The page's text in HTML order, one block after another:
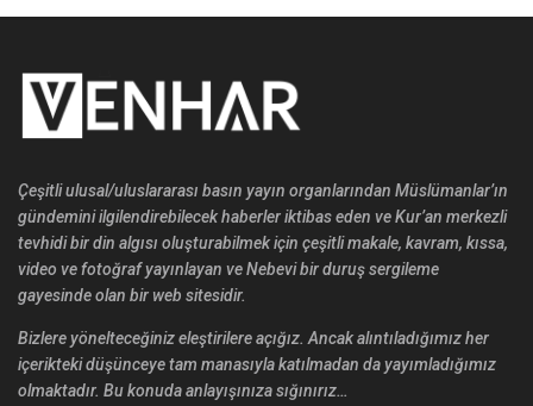
Çeşitli ulusal/uluslararası basın yayın organlarından Müslümanlar’ın
gündemini ilgilendirebilecek haberler iktibas eden ve Kur’an merkezli
tevhidi bir din algısı oluşturabilmek için çeşitli makale, kavram, kıssa,
video ve fotoğraf yayınlayan ve Nebevi bir duruş sergileme
gayesinde olan bir web sitesidir.
Bizlere yönelteceğiniz eleştirilere açığız. Ancak alıntıladığımız her
içerikteki düşünceye tam manasıyla katılmadan da yayımladığımız
olmaktadır. Bu konuda anlayışınıza sığınırız…